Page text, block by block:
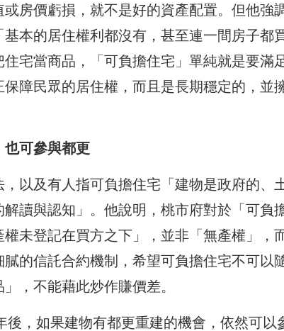
房價虧損，就不是好的資產配置。但他強
本的居住權利都沒有，甚至連一間房子都
宅當商品，「可負擔住宅」單純就是要滿
障民眾的居住權，而且是長期穩定的，並
可參與都更
以及有人指可負擔住宅「建物是政府的、
讀與認知」。他說明，桃市府對於「可負
未登記在買方之下」，並非「無產權」，
的信託合約機制，希望可負擔住宅不可以
，不能藉此炒作賺價差。
，如果建物有都更重建的機會，依然可以